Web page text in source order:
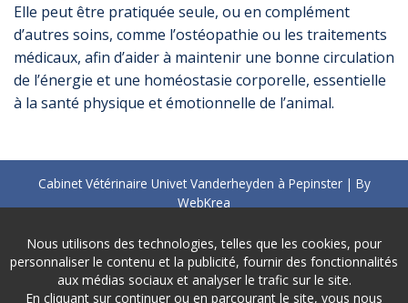
Nous utilisons des technologies, telles que les cookies, pour
personnaliser le contenu et la publicité, fournir des fonctionnalités
aux médias sociaux et analyser le trafic sur le site.
En cliquant sur continuer ou en parcourant le site, vous nous
Elle peut être pratiquée seule, ou en complément
d’autres soins, comme l’ostéopathie ou les traitements
médicaux, afin d’aider à maintenir une bonne circulation
de l’énergie et une homéostasie corporelle, essentielle
à la santé physique et émotionnelle de l’animal.
Cabinet Vétérinaire Univet Vanderheyden à Pepinster | By
WebKrea
pepinster@univet-belgium.be
Vie privée-Disclaimer